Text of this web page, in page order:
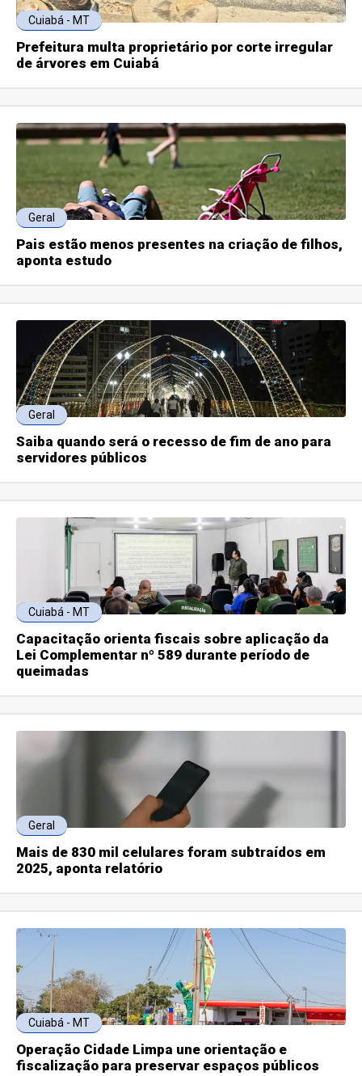
Cuiabá - MT
Prefeitura multa proprietário por corte irregular
de árvores em Cuiabá
Geral
Pais estão menos presentes na criação de filhos,
aponta estudo
Geral
Saiba quando será o recesso de fim de ano para
servidores públicos
Cuiabá - MT
Capacitação orienta fiscais sobre aplicação da
Lei Complementar nº 589 durante período de
queimadas
Geral
Mais de 830 mil celulares foram subtraídos em
2025, aponta relatório
Cuiabá - MT
Operação Cidade Limpa une orientação e
fiscalização para preservar espaços públicos